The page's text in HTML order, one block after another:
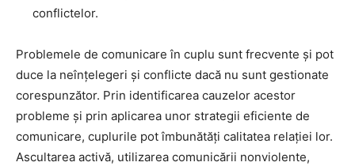
conflictelor.
Problemele de comunicare în cuplu sunt frecvente și pot
duce la neînțelegeri și conflicte dacă nu sunt gestionate
corespunzător. Prin identificarea cauzelor acestor
probleme și prin aplicarea unor strategii eficiente de
comunicare, cuplurile pot îmbunătăți calitatea relației lor.
Ascultarea activă, utilizarea comunicării nonviolente,